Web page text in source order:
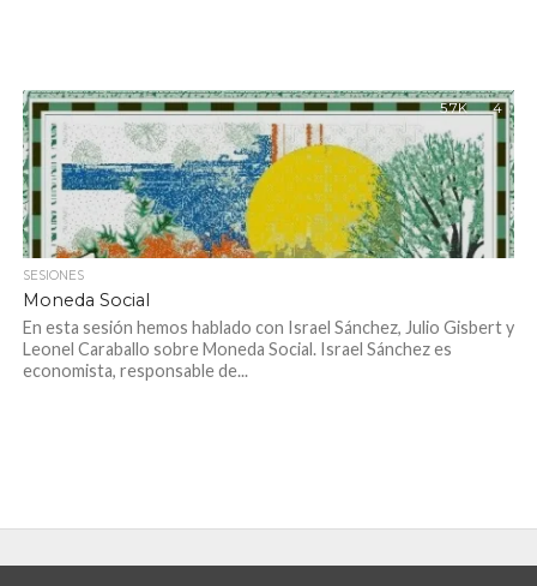
5.7K 4
SESIONES
Moneda Social
En esta sesión hemos hablado con Israel Sánchez, Julio Gisbert y
Leonel Caraballo sobre Moneda Social. Israel Sánchez es
economista, responsable de...